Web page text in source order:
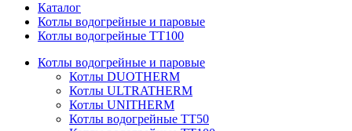
Каталог
Котлы водогрейные и паровые
Котлы водогрейные ТТ100
Котлы водогрейные и паровые
Котлы DUOTHERM
Котлы ULTRATHERM
Котлы UNITHERM
Котлы водогрейные ТТ50